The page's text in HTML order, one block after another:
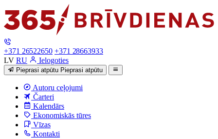
+371 26522650 +371 28663933
LV RU Ielogoties
Pieprasi atpūtu Pieprasi atpūtu
Autoru ceļojumi
Čarteri
Kalendārs
Ekonomiskās tūres
Vīzas
Kontakti